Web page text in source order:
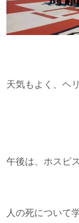
天気もよく、ヘ
午後は、ホスピ
人の死について